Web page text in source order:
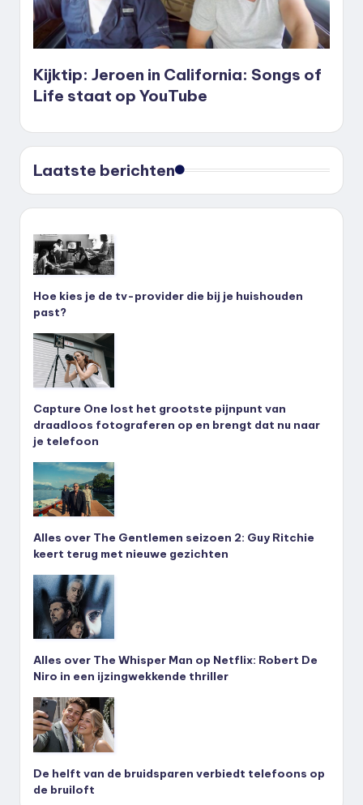
Kijktip: Jeroen in California: Songs of
Life staat op YouTube
Laatste berichten
Hoe kies je de tv-provider die bij je huishouden
past?
Capture One lost het grootste pijnpunt van
draadloos fotograferen op en brengt dat nu naar
je telefoon
Alles over The Gentlemen seizoen 2: Guy Ritchie
keert terug met nieuwe gezichten
Alles over The Whisper Man op Netflix: Robert De
Niro in een ijzingwekkende thriller
De helft van de bruidsparen verbiedt telefoons op
de bruiloft